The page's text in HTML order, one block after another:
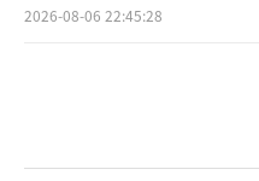
2026-08-06 22:45:28